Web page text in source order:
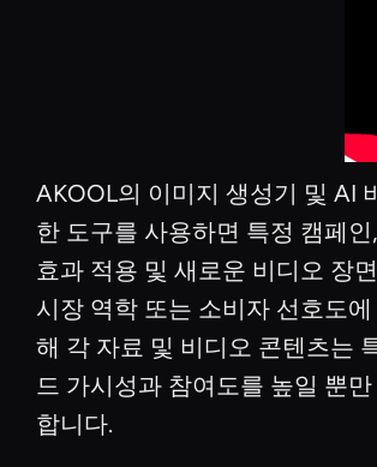
AKOOL의 이미지 생성기 및 AI
한 도구를 사용하면 특정 캠페
효과 적용 및 새로운 비디오 장
시장 역학 또는 소비자 선호도
해 각 자료 및 비디오 콘텐츠는
드 가시성과 참여도를 높일 뿐
합니다.